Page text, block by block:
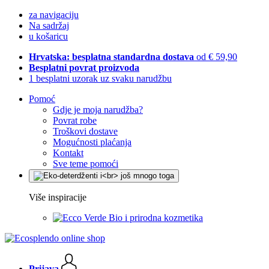
za navigaciju
Na sadržaj
u košaricu
Hrvatska: besplatna standardna dostava od € 59,90
Besplatni povrat proizvoda
1 besplatni uzorak uz svaku narudžbu
Pomoć
Gdje je moja narudžba?
Povrat robe
Troškovi dostave
Mogućnosti plaćanja
Kontakt
Sve teme pomoći
Više inspiracije
Bio i prirodna kozmetika